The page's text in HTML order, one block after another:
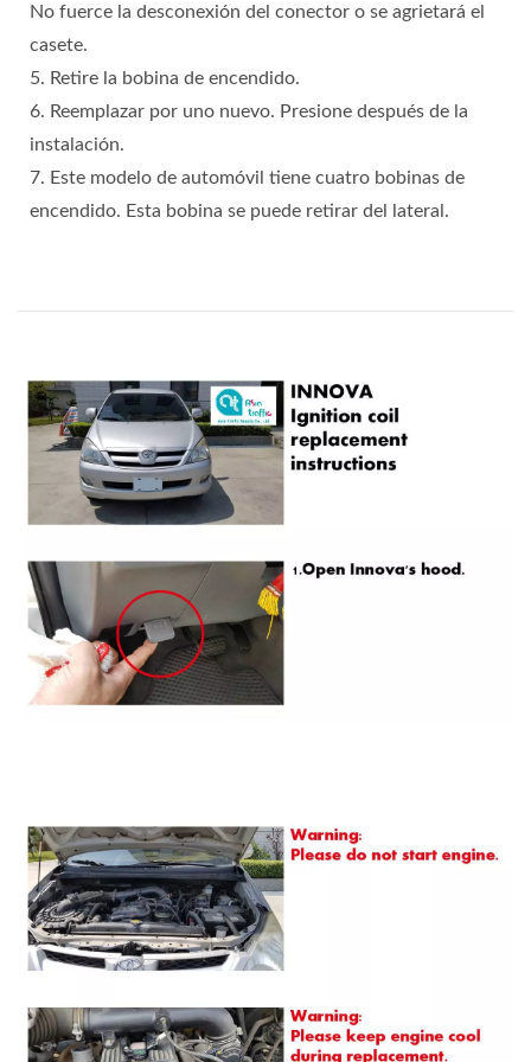
No fuerce la desconexión del conector o se agrietará el
casete.
5. Retire la bobina de encendido.
6. Reemplazar por uno nuevo. Presione después de la
instalación.
7. Este modelo de automóvil tiene cuatro bobinas de
encendido. Esta bobina se puede retirar del lateral.